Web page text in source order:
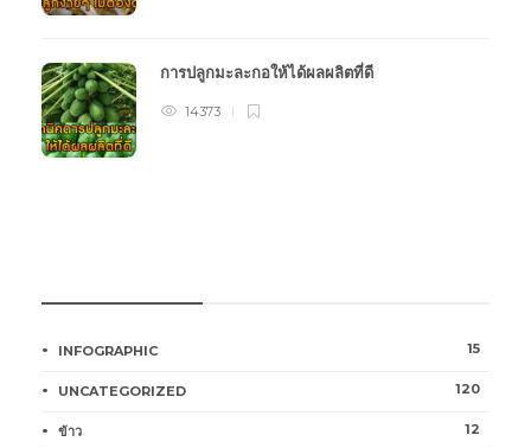
การปลูกมะละกอให้ได้ผลผลิตที่ดี
14373
INFOGRAPHIC 15
UNCATEGORIZED 120
ข้าว 12